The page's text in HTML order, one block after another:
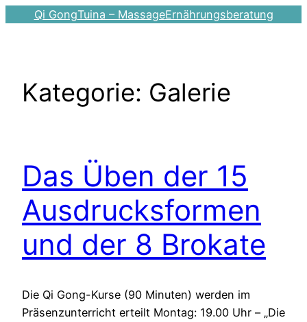
Qi GongTuina – MassageErnährungsberatung
Kategorie: Galerie
Das Üben der 15
Ausdrucksformen
und der 8 Brokate
Die Qi Gong-Kurse (90 Minuten) werden im
Präsenzunterricht erteilt Montag: 19.00 Uhr – „Die